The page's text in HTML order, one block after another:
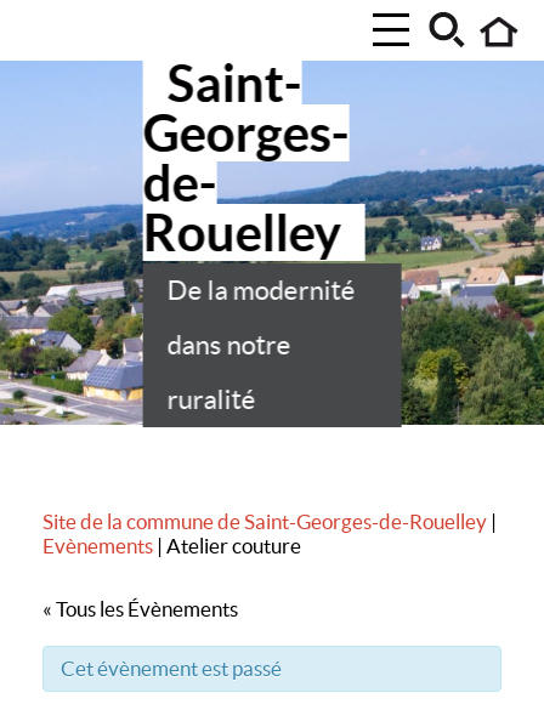
Saint-
Georges-
de-
Rouelley
De la modernité
dans notre
ruralité
Site de la commune de Saint-Georges-de-Rouelley
Evènements
Atelier couture
« Tous les Évènements
Cet évènement est passé